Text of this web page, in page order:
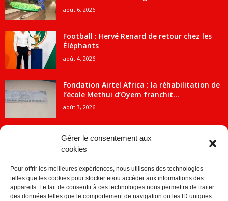
Gérer le consentement aux
cookies
Pour offrir les meilleures expériences, nous utilisons des technologies
telles que les cookies pour stocker et/ou accéder aux informations des
appareils. Le fait de consentir à ces technologies nous permettra de traiter
des données telles que le comportement de navigation ou les ID uniques
août 6, 2026
Football : Hervé Renard de retour chez les
Éléphants
août 4, 2026
Fondation Airtel Africa : la réhabilitation de
l’école Methui d’Oyem franchit...
août 3, 2026
ACTUALITES
Economie 2091